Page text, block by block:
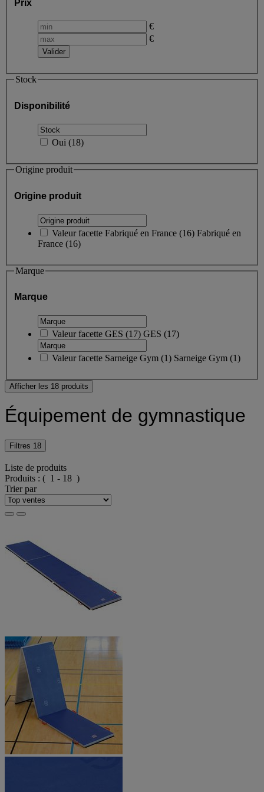
Prix
€
€
Stock
Disponibilité
Oui (18)
Origine produit
Origine produit
Valeur facette Fabriqué en France (16) Fabriqué en
France (16)
Marque
Marque
Valeur facette GES (17) GES (17)
Valeur facette Sarneige Gym (1) Sarneige Gym (1)
Afficher les 18 produits
Équipement de gymnastique
Filtres 18
Liste de produits
Produits : ( 1 - 18 )
Trier par